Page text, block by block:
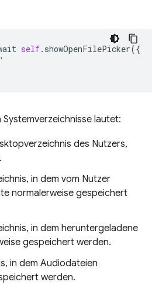
self. showOpenFilePicker({
lautet:
des Nutzers,
in dem vom Nutzer
normalerweise gespeichert
in dem heruntergeladene
gespeichert werden.
in dem Audiodateien
werden.